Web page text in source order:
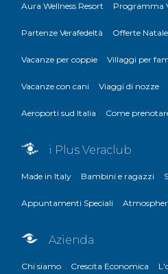
Aura Wellness Resort Programma
Partenze Verafedeltà Offerte
Vacanze per coppie Villaggi per
Vacanze con cani Viaggi di nozze
Aeroporti sud Italia Come
i Plus Veraclub
Made in Italy Bambini e ragazzi
Appuntamenti Speciali
Azienda
Chi siamo Crescita Economica